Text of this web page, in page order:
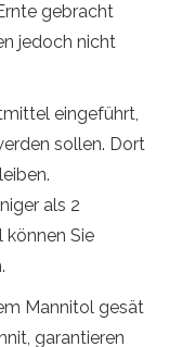
gebracht
jedoch nicht
eingeführt,
sollen. Dort
als 2
Sie
Mannitol gesät
garantieren